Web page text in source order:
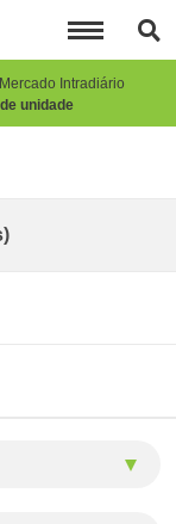
Intradiário
unidade